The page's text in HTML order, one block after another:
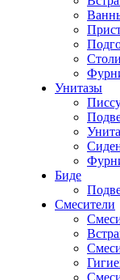
Унитазы
Биде
Cмесители